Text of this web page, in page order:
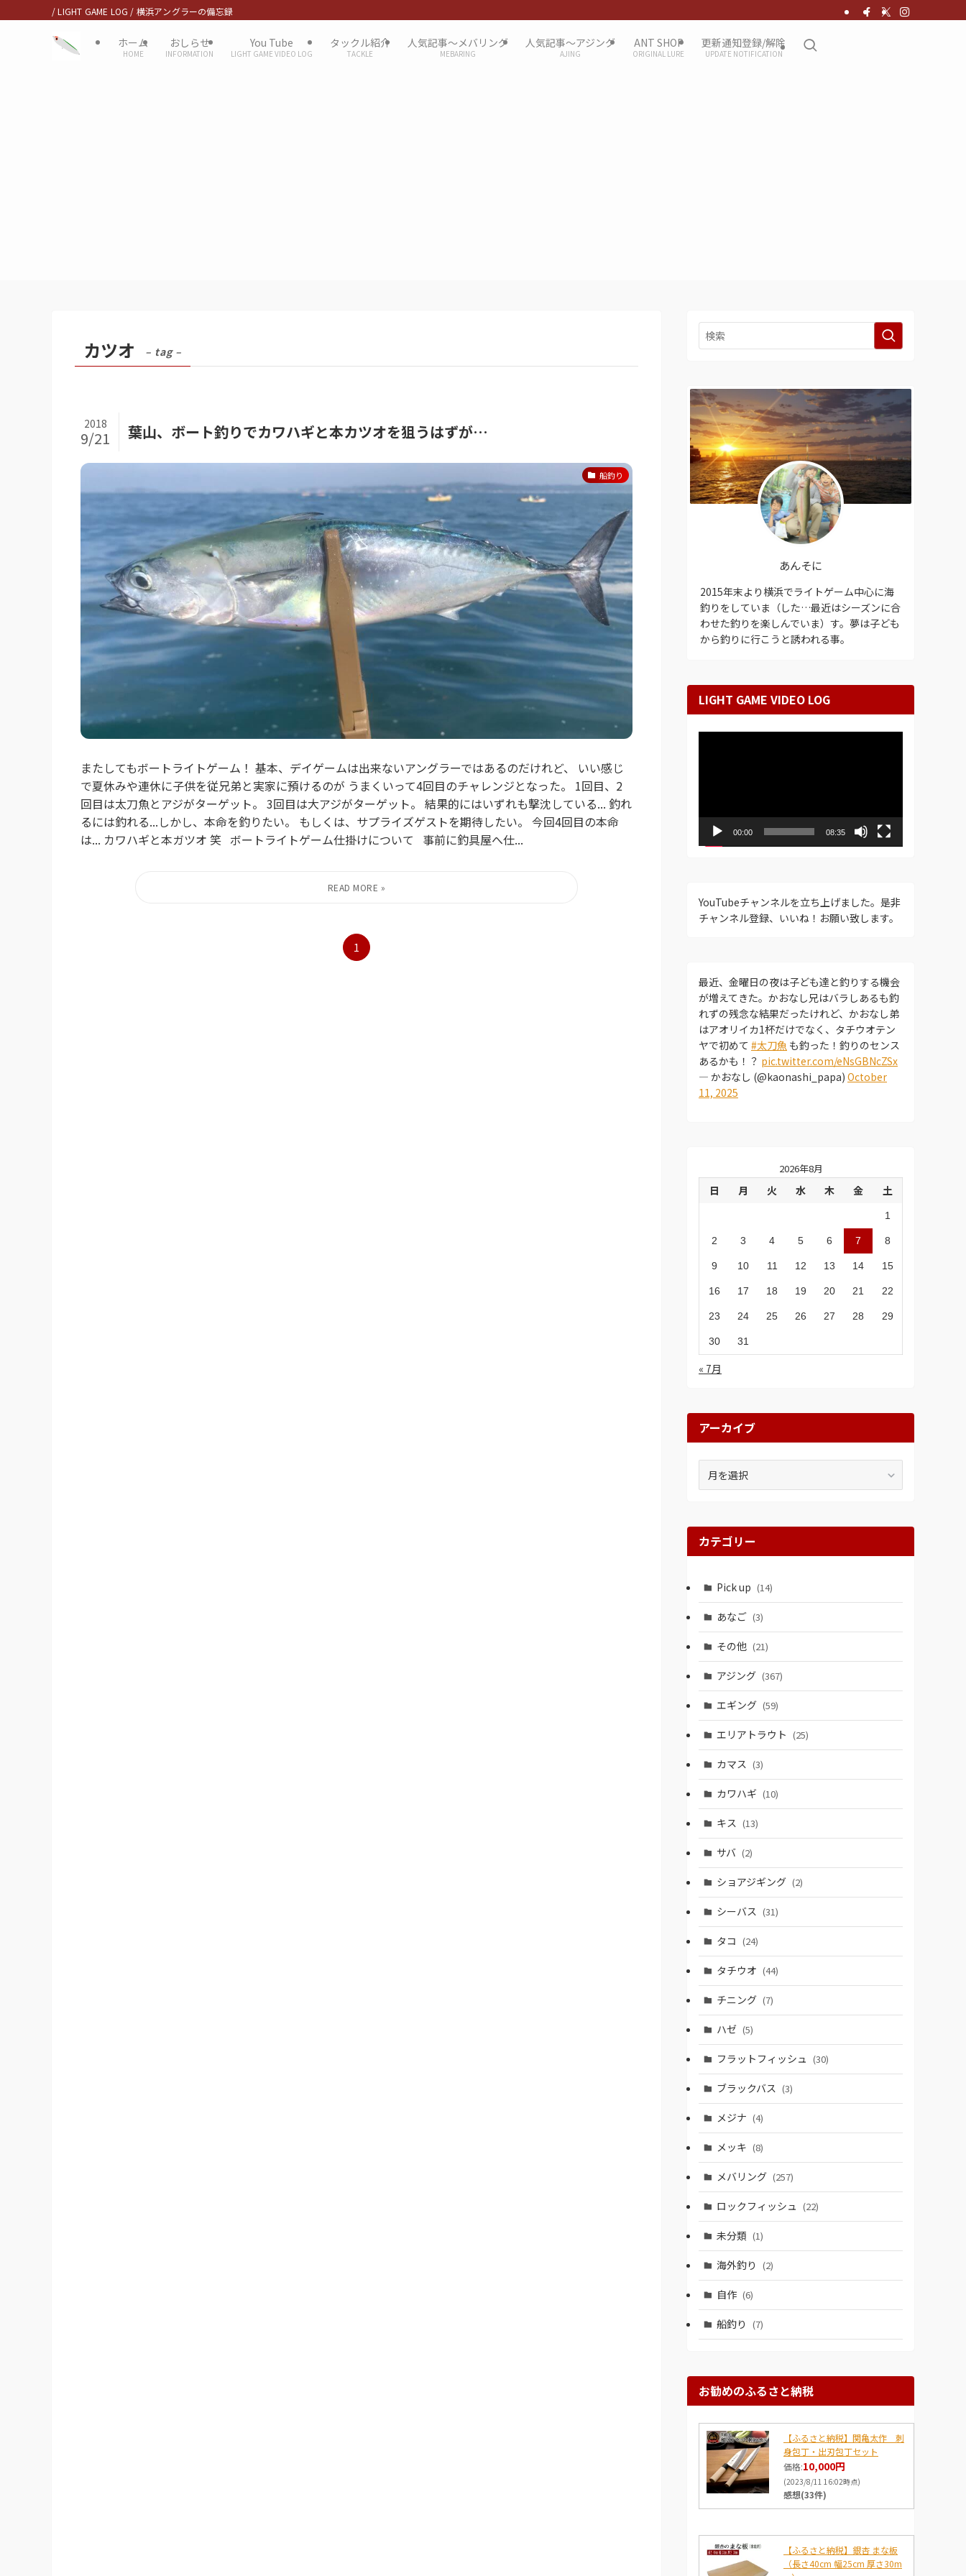
/ LIGHT GAME LOG / 横浜アングラーの備忘録
ホーム
HOME
おしらせ
INFORMATION
You Tube
LIGHT GAME VIDEO LOG
タックル紹介
TACKLE
人気記事〜メバリング
MEBARING
人気記事〜アジング
AJING
ANT SHOP
ORIGINAL LURE
更新通知登録/解除
UPDATE NOTIFICATION
カツオ – tag –
葉山、ボート釣りでカワハギと本カツオを狙うはずが…
2018
9/21
船釣り
またしてもボートライトゲーム！ 基本、デイゲームは出来ないアングラーではあるのだけれど、 いい感じ
で夏休みや連休に子供を従兄弟と実家に預けるのが うまくいって4回目のチャレンジとなった。 1回目、2
回目は太刀魚とアジがターゲット。 3回目は大アジがターゲット。 結果的にはいずれも撃沈している... 釣れ
るには釣れる...しかし、本命を釣りたい。 もしくは、サプライズゲストを期待したい。 今回4回目の本命
は... カワハギと本ガツオ 笑 ボートライトゲーム仕掛けについて 事前に釣具屋へ仕...
1
あんそに
2015年末より横浜でライトゲーム中心に海
釣りをしていま（した…最近はシーズンに合
わせた釣りを楽しんでいま）す。夢は子ども
から釣りに行こうと誘われる事。
LIGHT GAME VIDEO LOG
ヤ
00:00 08:35
YouTubeチャンネルを立ち上げました。是非
チャンネル登録、いいね！お願い致します。
最近、金曜日の夜は子ども達と釣りする機会
が増えてきた。かおなし兄はバラしあるも釣
れずの残念な結果だったけれど、かおなし弟
はアオリイカ1杯だけでなく、タチウオテン
ヤで初めて #太刀魚 も釣った！釣りのセンス
あるかも！？ pic.twitter.com/eNsGBNcZSx
— かおなし (@kaonashi_papa) October
11, 2025
2026年8月
日 月 火 水 木 金 土
1
2 3 4 5 6 7 8
9 10 11 12 13 14 15
16 17 18 19 20 21 22
23 24 25 26 27 28 29
30 31
« 7月
アーカイブ
ブ
カテゴリー
Pick up (14)
あなご (3)
その他 (21)
アジング (367)
エギング (59)
エリアトラウト (25)
カマス (3)
カワハギ (10)
キス (13)
サバ (2)
ショアジギング (2)
シーバス (31)
タコ (24)
タチウオ (44)
チニング (7)
ハゼ (5)
フラットフィッシュ (30)
ブラックバス (3)
メジナ (4)
メッキ (8)
メバリング (257)
ロックフィッシュ (22)
未分類 (1)
海外釣り (2)
自作 (6)
船釣り (7)
お勧めのふるさと納税
【ふるさと納税】関亀太作 刺
身包丁・出刃包丁セット
価格:10,000円
(2023/8/11 16:02時点)
感想(33件)
【ふるさと納税】銀杏 まな板
（長さ40cm 幅25cm 厚さ30m